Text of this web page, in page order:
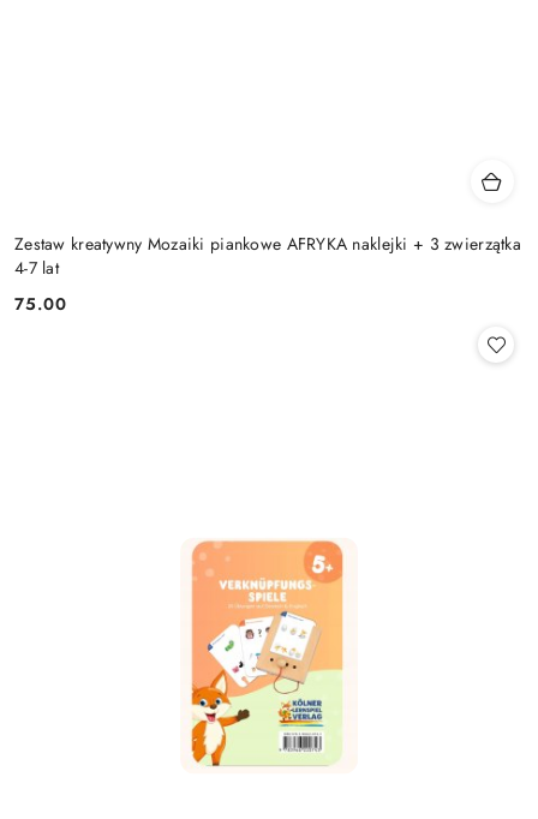
Zestaw kreatywny Mozaiki piankowe AFRYKA naklejki + 3 zwierzątka
4-7 lat
Cena:
75.00